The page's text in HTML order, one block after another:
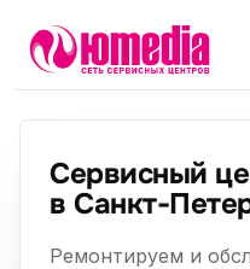
Сервисный
в Санкт-
Ремонтируем и